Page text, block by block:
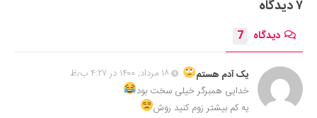
۷ دیدگاه
دیدگاه 7
یک آدم هستم
۱۸ مرداد, ۱۴۰۰ در ۴:۲۷ ب٫ظ
خدایی همبرگر خیلی سخت بود
یه کم بیشتر زوم کنید روش